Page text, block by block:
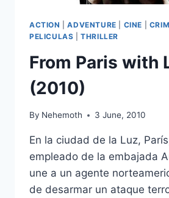
ACTION |ADVENTURE CINE
PELICULAS |THRILLER
From Paris with
(2010)
By Nehemoth 3 June, 2010
En la ciudad de la Luz,
empleado de la embajada
une a un agente
de desarmar un ataque